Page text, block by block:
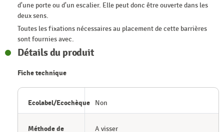
d'une porte ou d'un escalier. Elle peut donc être ouverte dans les
deux sens.
Toutes les fixations nécessaires au placement de cette barrières
sont fournies avec.
Détails du produit
Fiche technique
Ecolabel/Ecochèque Non
Méthode de A visser